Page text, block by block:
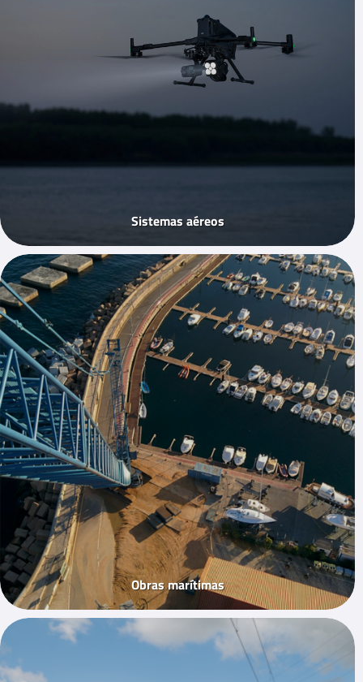
Sistemas aéreos
Obras marítimas